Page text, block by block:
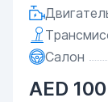
Салон
AED